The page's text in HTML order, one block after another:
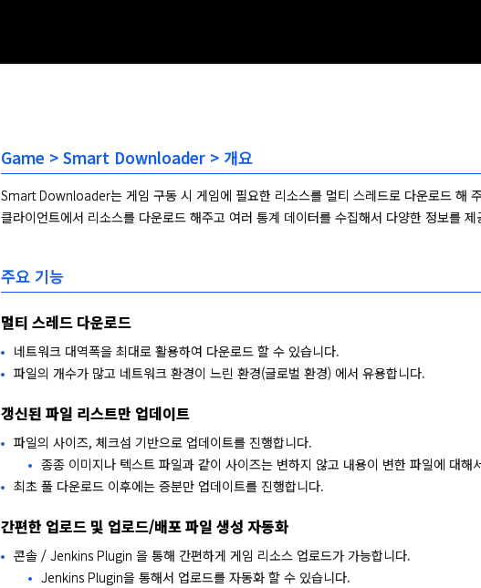
Game > Smart Downloader > 개요
Smart Downloader는 게임 구동 시 게임에 필요한 리소스를 멀티 스레드로 다운로드 해
클라이언트에서 리소스를 다운로드 해주고 여러 통계 데이터를 수집해서 다양한 정보를 제
주요 기능
멀티 스레드 다운로드
네트워크 대역폭을 최대로 활용하여 다운로드 할 수 있습니다.
파일의 개수가 많고 네트워크 환경이 느린 환경(글로벌 환경) 에서 유용합니다.
갱신된 파일 리스트만 업데이트
파일의 사이즈, 체크섬 기반으로 업데이트를 진행합니다.
종종 이미지나 텍스트 파일과 같이 사이즈는 변하지 않고 내용이 변한 파일에 대
최초 풀 다운로드 이후에는 증분만 업데이트를 진행합니다.
간편한 업로드 및 업로드/배포 파일 생성 자동화
콘솔 / Jenkins Plugin 을 통해 간편하게 게임 리소스 업로드가 가능합니다.
Jenkins Plugin을 통해서 업로드를 자동화 할 수 있습니다.